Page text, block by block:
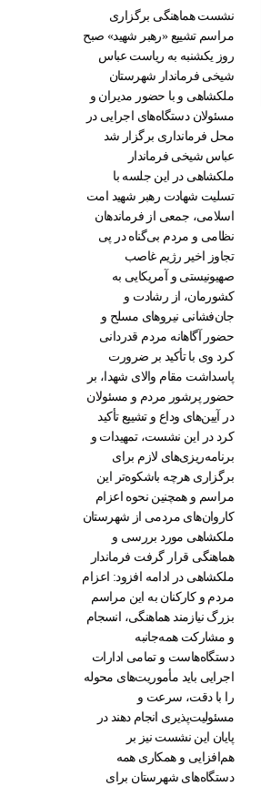
نشست هماهنگی برگزاری
مراسم تشییع «رهبر شهید» صبح
روز یکشنبه به ریاست عباس
شیخی فرماندار شهرستان
ملکشاهی و با حضور مدیران و
مسئولان دستگاه‌های اجرایی در
محل فرمانداری برگزار شد
عباس شیخی فرماندار
ملکشاهی در این جلسه با
تسلیت شهادت رهبر شهید امت
اسلامی، جمعی از فرماندهان
نظامی و مردم بی‌گناه در پی
تجاوز اخیر رژیم غاصب
صهیونیستی و آمریکایی به
کشورمان، از رشادت و
جان‌فشانی نیروهای مسلح و
حضور آگاهانه مردم قدردانی
کرد وی با تأکید بر ضرورت
پاسداشت مقام والای شهدا، بر
حضور پرشور مردم و مسئولان
در آیین‌های وداع و تشییع تأکید
کرد در این نشست، تمهیدات و
برنامه‌ریزی‌های لازم برای
برگزاری هرچه باشکوه‌تر این
مراسم و همچنین نحوه اعزام
کاروان‌های مردمی از شهرستان
ملکشاهی مورد بررسی و
هماهنگی قرار گرفت فرماندار
ملکشاهی در ادامه افزود: اعزام
مردم و کارکنان به این مراسم
بزرگ نیازمند هماهنگی، انسجام
و مشارکت همه‌جانبه
دستگاه‌هاست و تمامی ادارات
اجرایی باید مأموریت‌های محوله
را با دقت، سرعت و
مسئولیت‌پذیری انجام دهند در
پایان این نشست نیز بر
هم‌افزایی و همکاری همه
دستگاه‌های شهرستان برای